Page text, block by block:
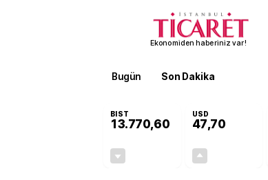
Ekonomiden haberiniz var!
Bugün Son Dakika
BIST
13.770,60
USD
47,70